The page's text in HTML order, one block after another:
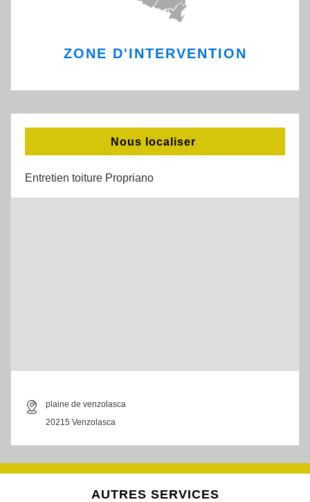
ZONE D'INTERVENTION
Nous localiser
Entretien toiture Propriano
plaine de venzolasca
20215 Venzolasca
AUTRES SERVICES